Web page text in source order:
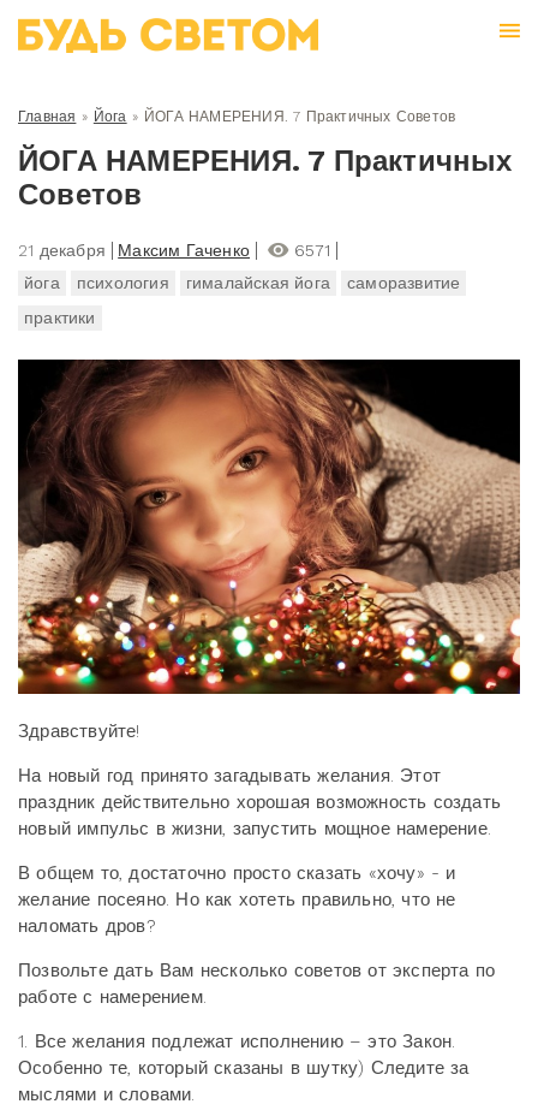
Главная » Йога » ЙОГА НАМЕРЕНИЯ. 7 Практичных Советов
ЙОГА НАМЕРЕНИЯ. 7 Практичных
Советов
21 декабря Максим Гаченко
6571
йога
психология гималайская йога
саморазвитие
практики
Здравствуйте!
На новый год принято загадывать желания. Этот
праздник действительно хорошая возможность создать
новый импульс в жизни, запустить мощное намерение.
В общем то, достаточно просто сказать «хочу» - и
желание посеяно. Но как хотеть правильно, что не
наломать дров?
Позвольте дать Вам несколько советов от эксперта по
работе с намерением.
1. Все желания подлежат исполнению – это Закон.
Особенно те, который сказаны в шутку) Следите за
мыслями и словами.